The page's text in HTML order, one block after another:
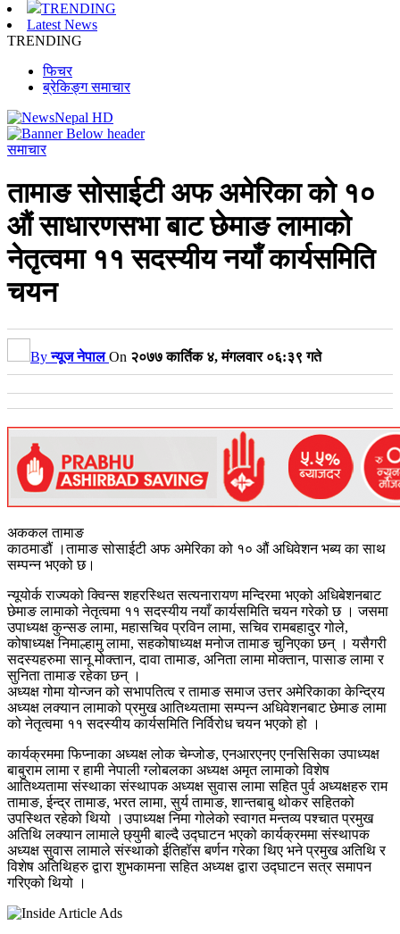
TRENDING
Latest News
TRENDING
फिचर
ब्रेकिङ्ग समाचार
समाचार
तामाङ सोसाईटी अफ अमेरिका को १०
औं साधारणसभा बाट छेमाङ लामाको
नेतृत्वमा ११ सदस्यीय नयाँ कार्यसमिति
चयन
Byन्यूज नेपाल On २०७७ कार्तिक ४, मंगलवार ०६:३९ गते
अककल तामाङ
काठमाडौं ।तामाङ सोसाईटी अफ अमेरिका को १० औं अधिवेशन भब्य का साथ
सम्पन्न भएको छ।
न्यूयोर्क राज्यको क्विन्स शहरस्थित सत्यनारायण मन्दिरमा भएको अधिबेशनबाट
छेमाङ लामाको नेतृत्वमा ११ सदस्यीय नयाँ कार्यसमिति चयन गरेको छ । जसमा
उपाध्यक्ष कुन्सङ लामा, महासचिव प्रविन लामा, सचिव रामबहादुर गोले,
कोषाध्यक्ष निमाल्हामु लामा, सहकोषाध्यक्ष मनोज तामाङ चुनिएका छन् । यसैगरी
सदस्यहरुमा सानू मोक्तान, दावा तामाङ, अनिता लामा मोक्तान, पासाङ लामा र
सुनिता तामाङ रहेका छन् ।
अध्यक्ष गोमा योन्जन को सभापतित्व र तामाङ समाज उत्तर अमेरिकाका केन्द्रिय
अध्यक्ष लक्यान लामाको प्रमुख आतिथ्यतामा सम्पन्न अधिवेशनबाट छेमाङ लामा
को नेतृत्वमा ११ सदस्यीय कार्यसमिति निर्विरोध चयन भएको हो ।
कार्यक्रममा फिप्नाका अध्यक्ष लोक चेम्जोङ, एनआरएनए एनसिसिका उपाध्यक्ष
बाबुराम लामा र हामी नेपाली ग्लोबलका अध्यक्ष अमृत लामाको विशेष
आतिथ्यतामा संस्थाका संस्थापक अध्यक्ष सुवास लामा सहित पुर्व अध्यक्षहरु राम
तामाङ, ईन्द्र तामाङ, भरत लामा, सुर्य तामाङ, शान्तबाबु थोकर सहितको
उपस्थित रहेको थियो ।उपाध्यक्ष निमा गोलेको स्वागत मन्तव्य पश्चात प्रमुख
अतिथि लक्यान लामाले छ्युमी बाल्दै उद्घाटन भएको कार्यक्रममा संस्थापक
अध्यक्ष सुवास लामाले संस्थाको ईतिहॉस बर्णन गरेका थिए भने प्रमुख अतिथि र
विशेष अतिथिहरु द्वारा शुभकामना सहित अध्यक्ष द्वारा उद्घाटन सत्र समापन
गरिएको थियो ।